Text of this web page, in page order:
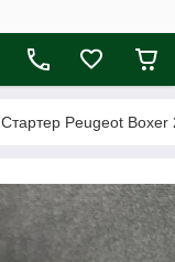
Стартер Peugeot Boxer